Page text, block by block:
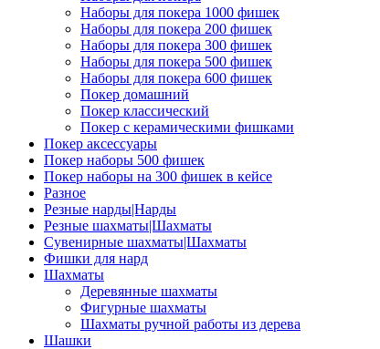
Наборы для покера 1000 фишек
Наборы для покера 200 фишек
Наборы для покера 300 фишек
Наборы для покера 500 фишек
Наборы для покера 600 фишек
Покер домашний
Покер классический
Покер с керамическими фишками
Покер аксессуары
Покер наборы 500 фишек
Покер наборы на 300 фишек в кейсе
Разное
Резные нарды|Нарды
Резные шахматы|Шахматы
Сувенирные шахматы|Шахматы
Фишки для нард
Шахматы
Деревянные шахматы
Фигурные шахматы
Шахматы ручной работы из дерева
Шашки